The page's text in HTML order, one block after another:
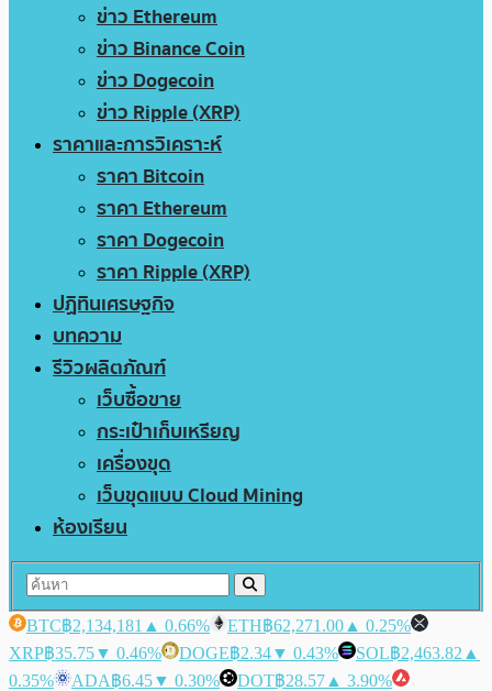
ข่าว Ethereum
ข่าว Binance Coin
ข่าว Dogecoin
ข่าว Ripple (XRP)
ราคาและการวิเคราะห์
ราคา Bitcoin
ราคา Ethereum
ราคา Dogecoin
ราคา Ripple (XRP)
ปฏิทินเศรษฐกิจ
บทความ
รีวิวผลิตภัณฑ์
เว็บซื้อขาย
กระเป๋าเก็บเหรียญ
เครื่องขุด
เว็บขุดแบบ Cloud Mining
ห้องเรียน
BTC฿2,134,181 ▲ 0.66% ETH฿62,271.00 ▲ 0.25%
XRP฿35.75▼ 0.46% DOGE฿2.34▼ 0.43% SOL฿2,463.82 ▲
0.35%
ADA฿6.45▼ 0.30% DOT฿28.57 ▲ 3.90%